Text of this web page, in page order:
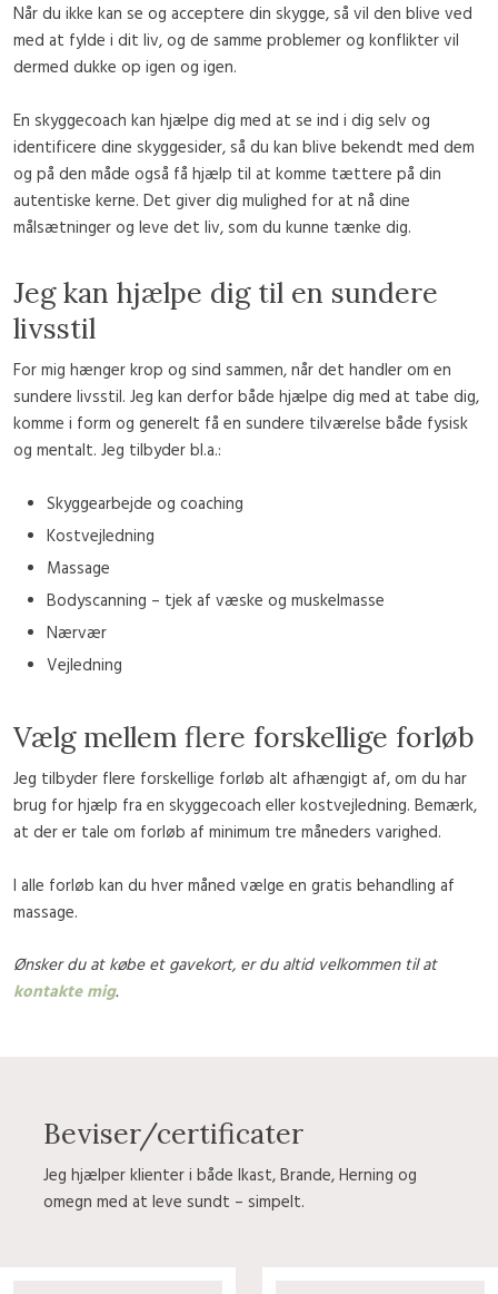
Når du ikke kan se og acceptere din skygge, så vil den blive ved
med at fylde i dit liv, og de samme problemer og konflikter vil
dermed dukke op igen og igen.
En skyggecoach kan hjælpe dig med at se ind i dig selv og
identificere dine skyggesider, så du kan blive bekendt med dem
og på den måde også få hjælp til at komme tættere på din
autentiske kerne. Det giver dig mulighed for at nå dine
målsætninger og leve det liv, som du kunne tænke dig.
Jeg kan hjælpe dig til en sundere
livsstil
For mig hænger krop og sind sammen, når det handler om en
sundere livsstil. Jeg kan derfor både hjælpe dig med at tabe dig,
komme i form og generelt få en sundere tilværelse både fysisk
og mentalt. Jeg tilbyder bl.a.:
​Skyggearbejde og coaching
Kostvejledning
​Massage
​Bodyscanning – tjek af væske og muskelmasse
​Nærvær
​Vejledning
Vælg mellem flere forskellige forløb​
Jeg tilbyder flere forskellige forløb alt afhængigt af, om du har
brug for hjælp fra en skyggecoach eller kostvejledning. Bemærk,
at der er tale om forløb af minimum tre måneders varighed.
I alle forløb kan du hver måned vælge en gratis behandling af
massage.
Ønsker du at købe et gavekort, er du altid velkommen til at
kontakte mig.
Beviser/certificater
Jeg hjælper klienter i både Ikast, Brande, Herning og
omegn med at leve sundt – simpelt.​